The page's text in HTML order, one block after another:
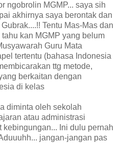
ngobrolin MGMP... saya sih
akhirnya saya berontak dan
Tentu Mas-Mas dan
kan MGMP yang belum
Guru Mata
tertentu (bahasa Indonesia
ttg metode,
berkaitan dengan
di kelas
diminta oleh sekolah
atau administrasi
kebingungan... Ini dulu pernah
jangan-jangan pas